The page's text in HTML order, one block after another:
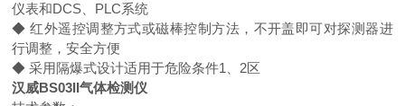
仪表和DCS、PLC系统
◆ 红外遥控调整方式或磁棒控制方法，不开盖即可对探测器进
行调整，安全方便
◆ 采用隔爆式设计适用于危险条件1、2区
汉威BS03II气体检测仪